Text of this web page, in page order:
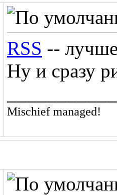
RSS --
Ну и сразу
Mischief managed!